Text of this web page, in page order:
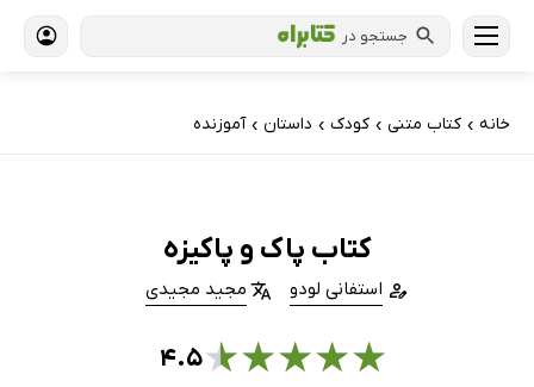
جستجو در
خانه › کتاب‌ متنی › کودک › داستان › آموزنده
کتاب پاک و پاکیزه
استفانی لودو مجید مجیدی
★
★
★
★
★۴.۵